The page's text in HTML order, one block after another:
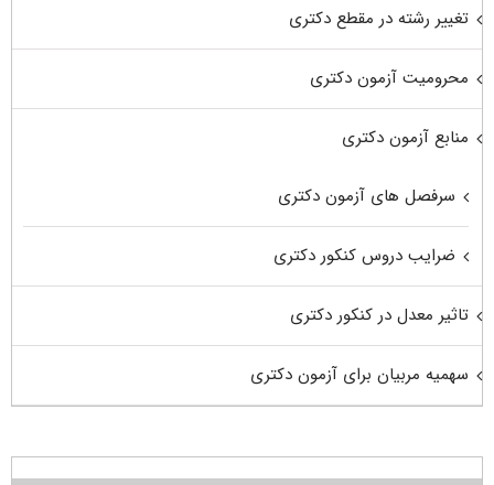
تغییر رشته در مقطع دکتری
محرومیت آزمون دکتری
منابع آزمون دکتری
سرفصل های آزمون دکتری
ضرایب دروس کنکور دکتری
تاثیر معدل در کنکور دکتری
سهمیه مربیان برای آزمون دکتری